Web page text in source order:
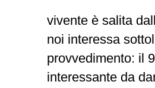
vivente è salita
noi interessa
provvedimento: il
interessante da